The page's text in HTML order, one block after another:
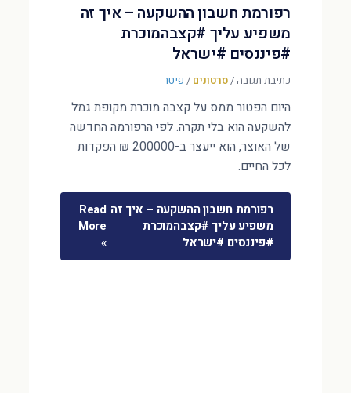
רפורמת חשבון ההשקעה – איך זה
משפיע עליך #קצבהמוכרת
#פיננסים #ישראל
כתיבת תגובה/סרטונים / פיטר
היום הפטור ממס על קצבה מוכרת מקופת גמל
להשקעה הוא בלי תקרה. לפי הרפורמה החדשה
של האוצר, הוא ייעצר ב-200000 ₪ הפקדות
לכל החיים.
רפורמת חשבון ההשקעה – איך זה
משפיע עליך #קצבהמוכרת
#פיננסים #ישראל
Read
More
»